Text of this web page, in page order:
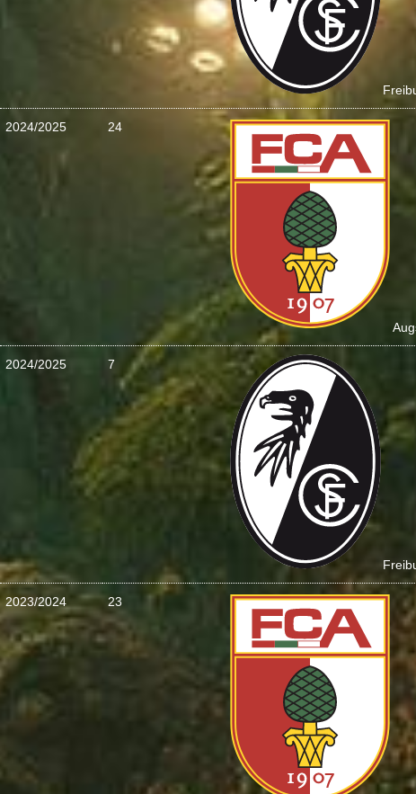
2024/2025 24
2024/2025 7
2023/2024 23